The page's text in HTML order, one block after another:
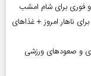
و ساده برای ناهار امروز + غذاهای
و صعودهای ورزشی